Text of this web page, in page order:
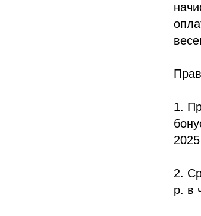
1.
2.
р. в